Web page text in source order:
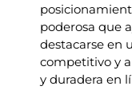
poderosa que
destacarse en
competitivo y
y duradera en